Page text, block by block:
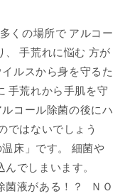
くの場所で アルコー
、 手荒れに悩む 方が
ルスから身を守るた
手荒れから手肌を守
コール除菌の後にハ
ではないでしょう
床」です。 細菌や
んでしまいます。
菌液がある！？ ＮＯ